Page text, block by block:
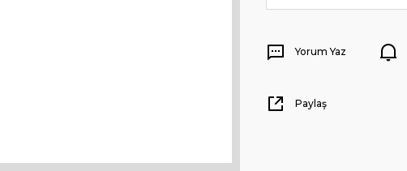
Yorum Yaz
Paylaş